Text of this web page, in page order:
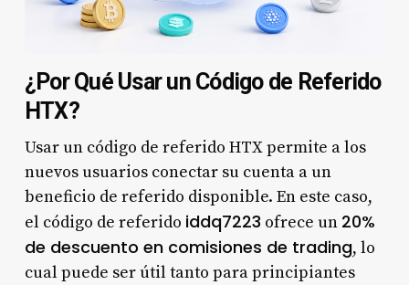
¿Por Qué Usar un Código de Referido
HTX?
Usar un código de referido HTX permite a los
nuevos usuarios conectar su cuenta a un
beneficio de referido disponible. En este caso,
el código de referido iddq7223 ofrece un 20%
de descuento en comisiones de trading, lo
cual puede ser útil tanto para principiantes